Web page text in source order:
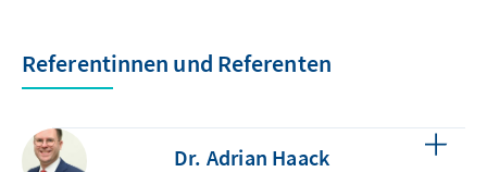
Referentinnen und Referenten
Dr. Adrian Haack